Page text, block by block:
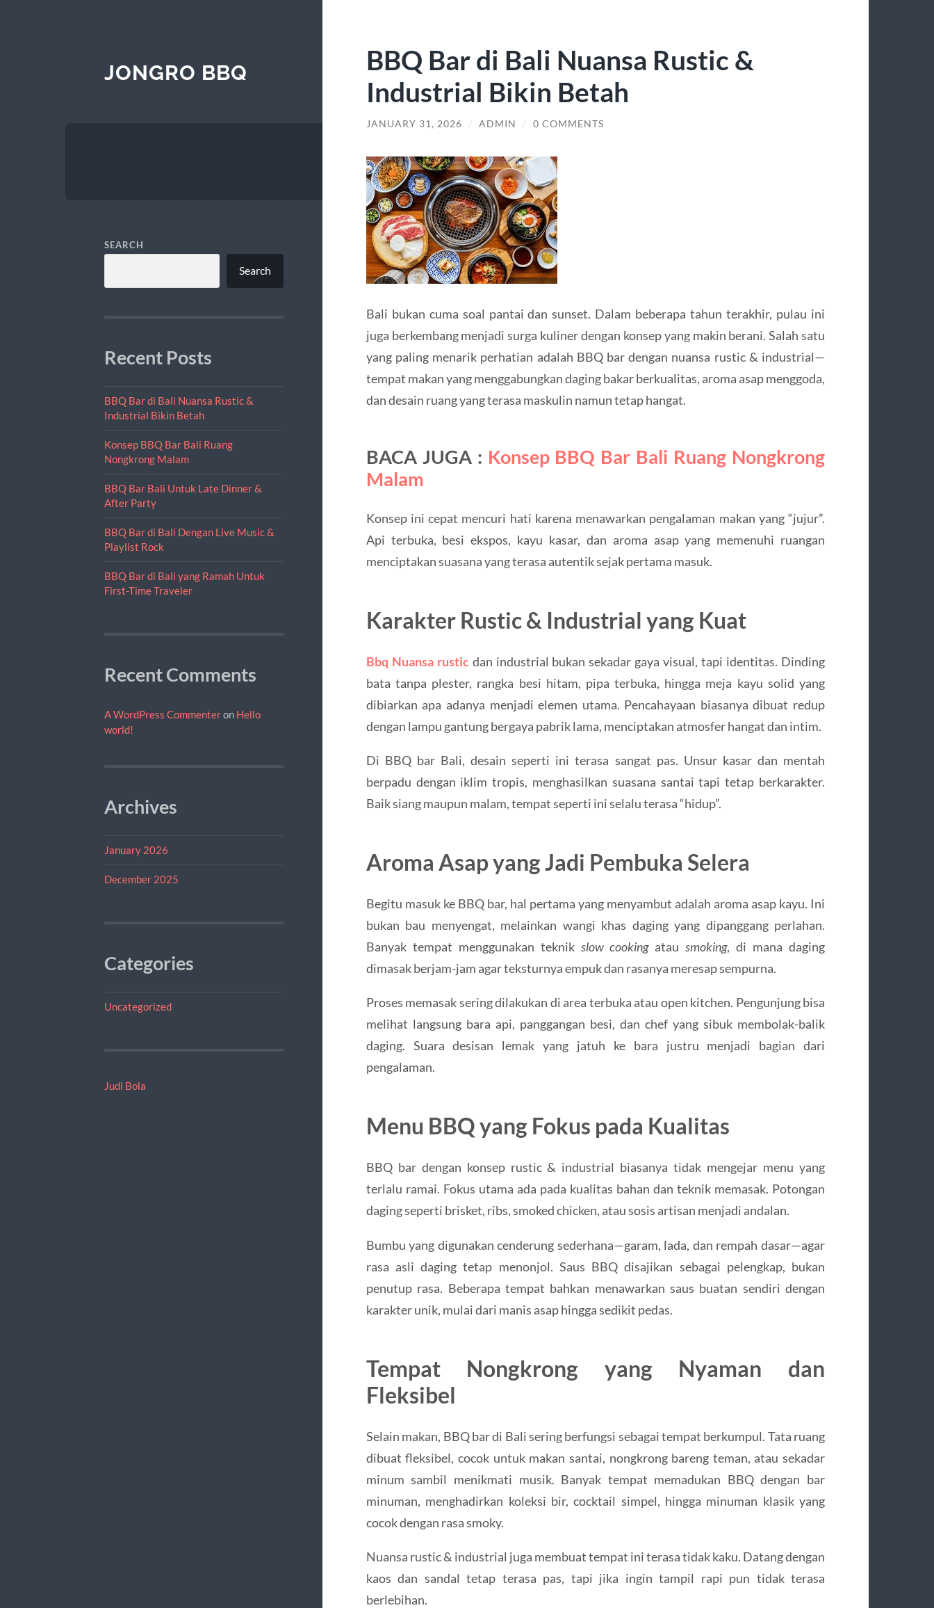
JONGRO BBQ
SEARCH
Search
Recent Posts
BBQ Bar di Bali Nuansa Rustic &
Industrial Bikin Betah
Konsep BBQ Bar Bali Ruang
Nongkrong Malam
BBQ Bar Bali Untuk Late Dinner &
After Party
BBQ Bar di Bali Dengan Live Music &
Playlist Rock
BBQ Bar di Bali yang Ramah Untuk
First-Time Traveler
Recent Comments
A WordPress Commenteron Hello
world!
Archives
January 2026
December 2025
Categories
Uncategorized
Judi Bola
BBQ Bar di Bali Nuansa Rustic &
Industrial Bikin Betah
JANUARY 31, 2026 / ADMIN / 0 COMMENTS
Bali bukan cuma soal pantai dan sunset. Dalam beberapa tahun terakhir, pulau ini
juga berkembang menjadi surga kuliner dengan konsep yang makin berani. Salah satu
yang paling menarik perhatian adalah BBQ bar dengan nuansa rustic & industrial—
tempat makan yang menggabungkan daging bakar berkualitas, aroma asap menggoda,
dan desain ruang yang terasa maskulin namun tetap hangat.
BACA JUGA : Konsep BBQ Bar Bali Ruang Nongkrong
Malam
Konsep ini cepat mencuri hati karena menawarkan pengalaman makan yang “jujur”.
Api terbuka, besi ekspos, kayu kasar, dan aroma asap yang memenuhi ruangan
menciptakan suasana yang terasa autentik sejak pertama masuk.
Karakter Rustic & Industrial yang Kuat
Bbq Nuansa rustic dan industrial bukan sekadar gaya visual, tapi identitas. Dinding
bata tanpa plester, rangka besi hitam, pipa terbuka, hingga meja kayu solid yang
dibiarkan apa adanya menjadi elemen utama. Pencahayaan biasanya dibuat redup
dengan lampu gantung bergaya pabrik lama, menciptakan atmosfer hangat dan intim.
Di BBQ bar Bali, desain seperti ini terasa sangat pas. Unsur kasar dan mentah
berpadu dengan iklim tropis, menghasilkan suasana santai tapi tetap berkarakter.
Baik siang maupun malam, tempat seperti ini selalu terasa “hidup”.
Aroma Asap yang Jadi Pembuka Selera
Begitu masuk ke BBQ bar, hal pertama yang menyambut adalah aroma asap kayu. Ini
bukan bau menyengat, melainkan wangi khas daging yang dipanggang perlahan.
Banyak tempat menggunakan teknik slow cookingatausmoking, di mana daging
dimasak berjam-jam agar teksturnya empuk dan rasanya meresap sempurna.
Proses memasak sering dilakukan di area terbuka atau open kitchen. Pengunjung bisa
melihat langsung bara api, panggangan besi, dan chef yang sibuk membolak-balik
daging. Suara desisan lemak yang jatuh ke bara justru menjadi bagian dari
pengalaman.
Menu BBQ yang Fokus pada Kualitas
BBQ bar dengan konsep rustic & industrial biasanya tidak mengejar menu yang
terlalu ramai. Fokus utama ada pada kualitas bahan dan teknik memasak. Potongan
daging seperti brisket, ribs, smoked chicken, atau sosis artisan menjadi andalan.
Bumbu yang digunakan cenderung sederhana—garam, lada, dan rempah dasar—agar
rasa asli daging tetap menonjol. Saus BBQ disajikan sebagai pelengkap, bukan
penutup rasa. Beberapa tempat bahkan menawarkan saus buatan sendiri dengan
karakter unik, mulai dari manis asap hingga sedikit pedas.
Tempat Nongkrong yang Nyaman dan
Fleksibel
Selain makan, BBQ bar di Bali sering berfungsi sebagai tempat berkumpul. Tata ruang
dibuat fleksibel, cocok untuk makan santai, nongkrong bareng teman, atau sekadar
minum sambil menikmati musik. Banyak tempat memadukan BBQ dengan bar
minuman, menghadirkan koleksi bir, cocktail simpel, hingga minuman klasik yang
cocok dengan rasa smoky.
Nuansa rustic & industrial juga membuat tempat ini terasa tidak kaku. Datang dengan
kaos dan sandal tetap terasa pas, tapi jika ingin tampil rapi pun tidak terasa
berlebihan.